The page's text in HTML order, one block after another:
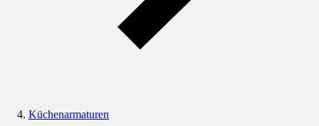
Küchenarmaturen